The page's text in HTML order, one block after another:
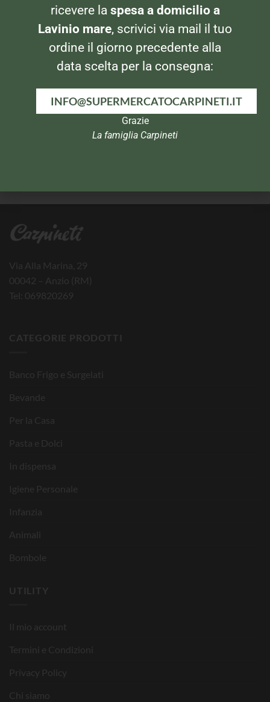
Via Alla Marina, 29
00042 – Anzio (RM)
Tel: 069820269
CATEGORIE PRODOTTI
Banco Frigo e Surgelati
Bevande
Per la Casa
Pasta e Dolci
In dispensa
Igiene Personale
Infanzia
Animali
Bombole
UTILITY
Il mio account
Termini e Condizioni
Privacy Policy
Chi siamo
ricevere la spesa a domicilio a
Lavinio mare, scrivici via mail il tuo
ordine il giorno precedente alla
data scelta per la consegna:
INFO@SUPERMERCATOCARPINETI.IT
Grazie
La famiglia Carpineti